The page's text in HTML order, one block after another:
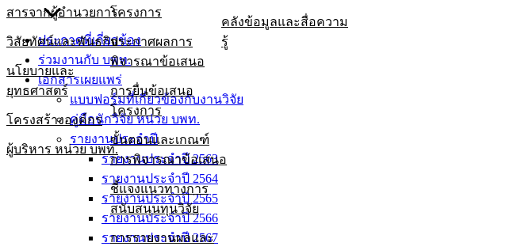
สารจากผู้อำนวยการ
วิสัยทัศน์และพันธกิจ
นโยบายและ
ยุทธศาสตร์
โครงสร้างองค์กร
ผู้บริหาร หน่วย บพท.
โครงการ
ประกาศผลการ
พิจารณาข้อเสนอ
การยื่นข้อเสนอ
โครงการ
ขั้นตอนและเกณฑ์
การพิจารณาข้อเสนอ
ชี้แจงแนวทางการ
สนับสนุนทุนวิจัย
การรายงานผลและ
คลังข้อมูลและสื่อความ
รู้
ประกาศที่เกี่ยวข้อง
ร่วมงานกับ บพท.
เอกสารเผยแพร่
แบบฟอร์มที่เกี่ยวข้องกับงานวิจัย
คู่มือนักวิจัย หน่วย บพท.
รายงานประจำปี
รายงานประจำปี 2563
รายงานประจำปี 2564
รายงานประจำปี 2565
รายงานประจำปี 2566
รายงานประจำปี 2567